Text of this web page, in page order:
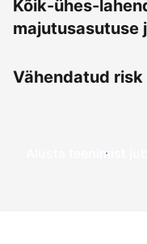
Kõik-ühes-
majutusasutuse
Vähendatud risk
Alusta teenimist